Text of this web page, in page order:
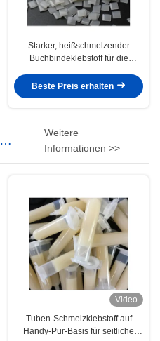
Starker, heißschmelzender
Buchbindeklebstoff für die
Beste Preis erhalten
Weitere
Informationen >>
Video
Tuben-Schmelzklebstoff auf
Handy-Pur-Basis für seitliche